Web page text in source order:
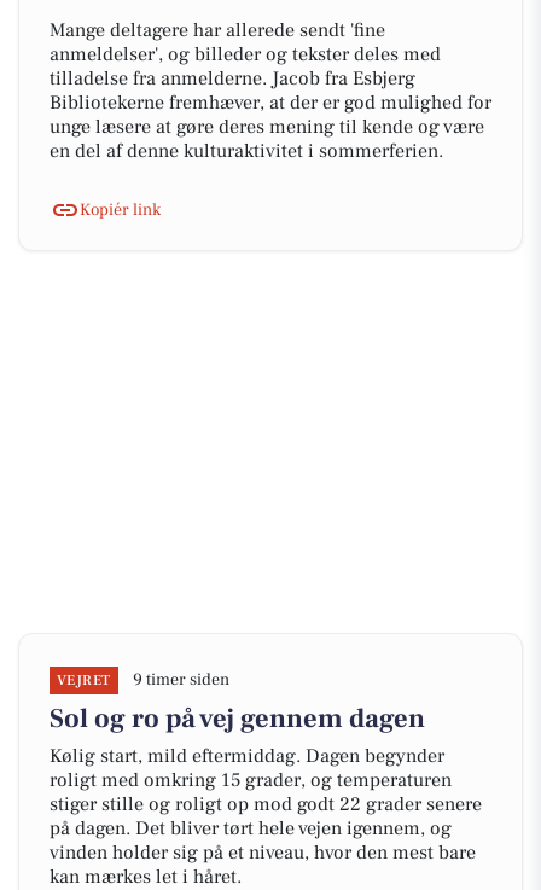
Mange deltagere har allerede sendt 'fine
anmeldelser', og billeder og tekster deles med
tilladelse fra anmelderne. Jacob fra Esbjerg
Bibliotekerne fremhæver, at der er god mulighed for
unge læsere at gøre deres mening til kende og være
en del af denne kulturaktivitet i sommerferien.
Kopiér link
VEJRET 9 timer siden
Sol og ro på vej gennem dagen
Kølig start, mild eftermiddag. Dagen begynder
roligt med omkring 15 grader, og temperaturen
stiger stille og roligt op mod godt 22 grader senere
på dagen. Det bliver tørt hele vejen igennem, og
vinden holder sig på et niveau, hvor den mest bare
kan mærkes let i håret.